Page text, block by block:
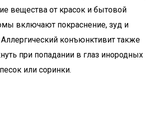
вещества от красок и бытовой
включают покраснение, зуд и
Аллергический конъюнктивит также
при попадании в глаз инородных
или соринки.